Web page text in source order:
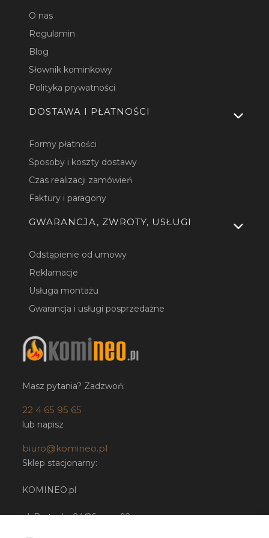
O nas
Regulamin
Blog
Słownik kominkowy
Polityka prywatności
DOSTAWA I PŁATNOŚCI
Formy płatności
Sposoby i koszty dostawy
Czas realizacji zamówień
Faktury i paragony
GWARANCJA, ZWROTY, USŁUGI
Odstąpienie od umowy
Reklamacje
Usługa montażu
Gwarancja i usługi posprzedażne
Masz pytania? Zadzwoń:
22 4 65 95 65
lub napisz
biuro@komineo.pl
Sklep stacjonarny:
KOMINEO.pl
ul. Bartycka 24/26 paw. 92
00-716 Warszawa